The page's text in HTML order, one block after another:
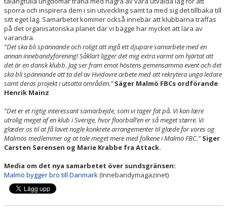
sporra och inspirera dem i sin utveckling samt ta med sig det tillbaka till
sitt eget lag. Samarbetet kommer också innebär att klubbarna träffas
på det organisatoriska planet där vi bägge har mycket att lära av
varandra.
”Det ska bli spännande och roligt att ingå ett djupare samarbete med en
annan innebandyförening! Såklart ligger det mig extra varmt om hjärtat att
det är en dansk klubb. Jag ser fram emot höstens gemensamma event och det
ska bli spännande att ta del av Hvidovre arbete med att rekrytera unga ledare
samt deras projekt i utsatta områden.”Säger Malmö FBCs ordförande
Henrik Mainz
”Det er et rigtig interessant samarbejde, som vi tager fat på. Vi kan lære
utrolig meget af en klub i Sverige, hvor floorball’en er så meget større. Vi
glæder os til at få lavet nogle konkrete arrangementer til glæde for vores og
Malmös medlemmer og at tale meget mere med folkene i Malmö FBC.”Siger
Carsten Sørensen og Marie Krabbe fra Attack.
Media om det nya samarbetet över sundsgränsen:
Malmö bygger bro till Danmark(Innebandymagazinet)